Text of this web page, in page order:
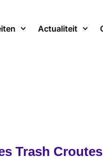
Actualiteit
Trash